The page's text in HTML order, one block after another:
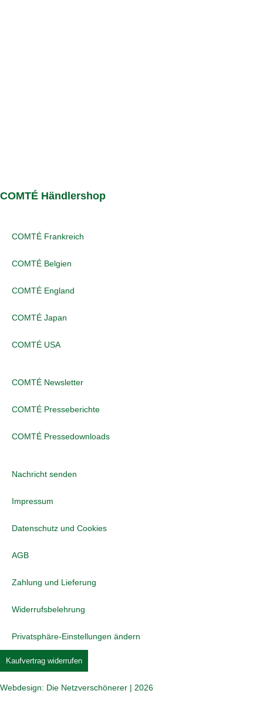
COMTÉ Händlershop
COMTÉ Frankreich
COMTÉ Belgien
COMTÉ England
COMTÉ Japan
COMTÉ USA
COMTÉ Newsletter
COMTÉ Presseberichte
COMTÉ Pressedownloads
Nachricht senden
Impressum
Datenschutz und Cookies
AGB
Zahlung und Lieferung
Widerrufsbelehrung
Privatsphäre-Einstellungen ändern
Kaufvertrag widerrufen
Webdesign: Die Netzverschönerer | 2026